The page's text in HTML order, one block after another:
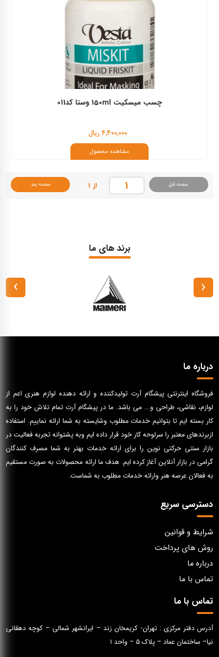
چسب میسکیت 150ml وستا کد011
۴,۴۰۰,۰۰۰ ریال
مشاهده محصول
صفحه قبل از ۱ صفحه بعد
برند های ما
‹
›
درباره ما
فروشگاه اینترنتی پیشگام آرت تولیدکننده و ارائه دهنده لوازم هنری اعم از
لوازم، نقاشی، طراحی و... می باشد. ما در پیشگام آرت تمام تلاش خود را به
کار بسته ایم تا بتوانیم خدمات مطلوب وشایسته به شما ارائه نماییم. استفاده
ازبرندهای معتبر را سرلوحه کار خود قرار داده ایم وبه پشتوانه تجربه فعالیت در
بازار سنتی حرکتی نوین را برای ارائه خدمات بهتر به شما مصرف کنندگان
گرامی در بازار آنلاین آغاز کرده ایم. هدف ما ارائه محصولات به صورت مستقیم
به فعالان عرصه هنر وارائه خدمات مطلوب به شماست.
دسترسی سریع
شرایط و قوانین
روش های پرداخت
درباره ما
تماس با ما
تماس با ما
آدرس دفتر مرکزی : تهران- کریمخان زند – ایرانشهر شمالی – کوچه دهقانی
نیا– ساختمان عماد – پلاک ۵ – واحد ۱